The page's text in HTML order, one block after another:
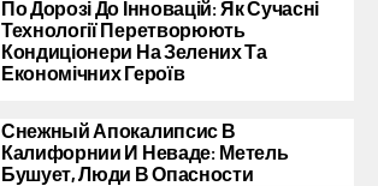
По Дорозі До Інновацій: Як Сучасні
Технології Перетворюють
Кондиціонери На Зелених Та
Економічних Героїв
Снежный Апокалипсис В
Калифорнии И Неваде: Метель
Бушует, Люди В Опасности